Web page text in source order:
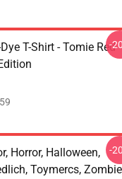
T-Shirt - Tomie Red
-
Horror, Halloween,
Toymercs,
-